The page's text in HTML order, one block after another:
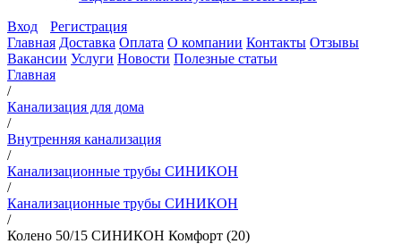
Вход
Регистрация
Главная Доставка Оплата О компании Контакты Отзывы
Вакансии Услуги Новости Полезные статьи
Главная
/
Канализация для дома
/
Внутренняя канализация
/
Канализационные трубы СИНИКОН
/
Канализационные трубы СИНИКОН
/
Колено 50/15 СИНИКОН Комфорт (20)